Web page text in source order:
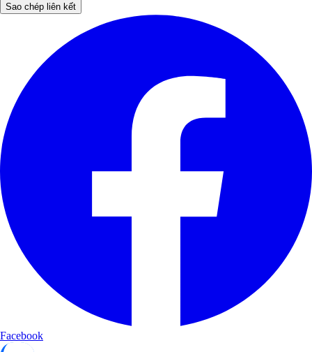
Sao chép liên kết
Facebook